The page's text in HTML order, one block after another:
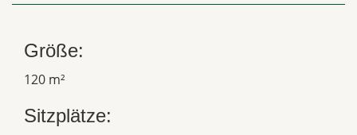
Größe:
120 m²
Sitzplätze: